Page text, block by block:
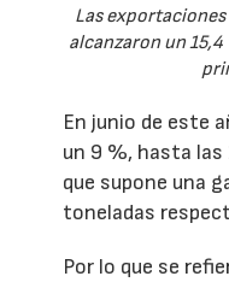
Las
alcanzaron un
En junio de este
un 9 %, hasta
que supone una
toneladas
Por lo que se